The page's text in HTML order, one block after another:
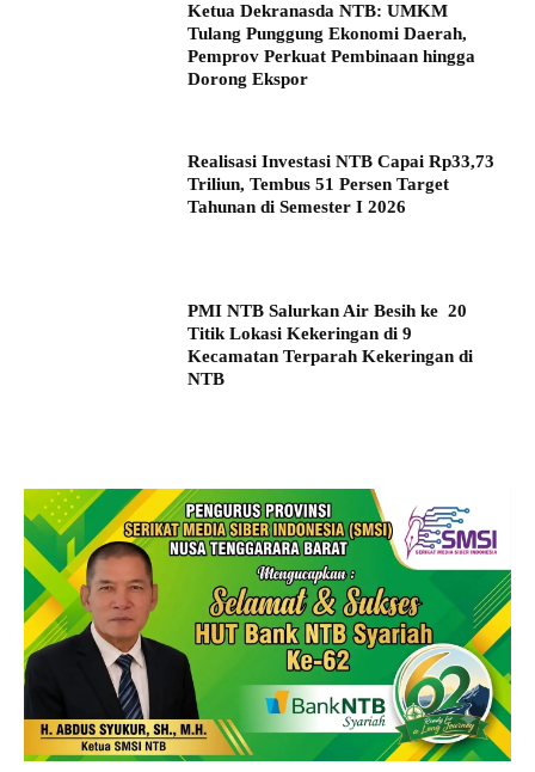
Ketua Dekranasda NTB: UMKM
Tulang Punggung Ekonomi Daerah,
Pemprov Perkuat Pembinaan hingga
Dorong Ekspor
Realisasi Investasi NTB Capai Rp33,73
Triliun, Tembus 51 Persen Target
Tahunan di Semester I 2026
PMI NTB Salurkan Air Besih ke 20
Titik Lokasi Kekeringan di 9
Kecamatan Terparah Kekeringan di
NTB